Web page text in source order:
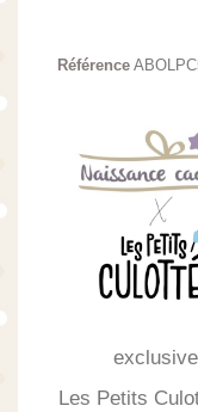
Référence
Les Petits